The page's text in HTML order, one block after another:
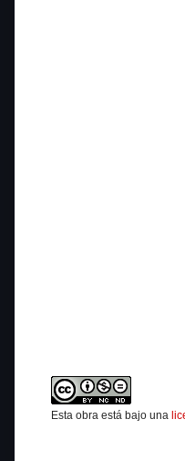
Esta obra está bajo una